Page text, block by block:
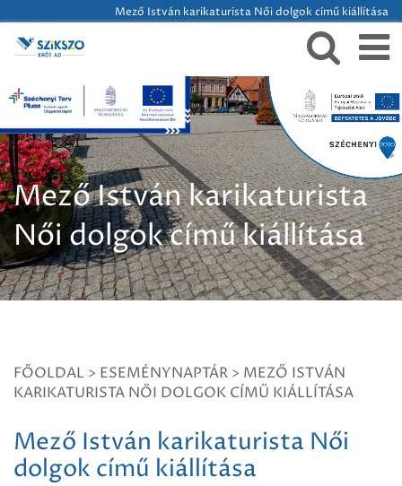
Mező István karikaturista Női dolgok című kiállítása
Mező István karikaturista
Női dolgok című kiállítása
FŐOLDAL > ESEMÉNYNAPTÁR > MEZŐ ISTVÁN
KARIKATURISTA NŐI DOLGOK CÍMŰ KIÁLLÍTÁSA
Mező István karikaturista Női
dolgok című kiállítása